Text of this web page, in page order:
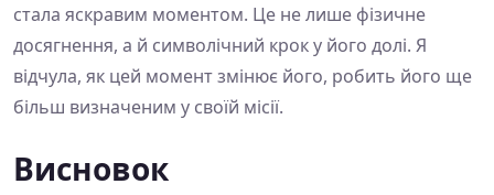
стала яскравим моментом. Це не лише фізичне
досягнення, а й символічний крок у його долі. Я
відчула, як цей момент змінює його, робить його ще
більш визначеним у своїй місії.
Висновок